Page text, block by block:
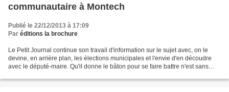
communautaire à Montech
Publié le 22/12/2013 à 17:09
Par éditions la brochure
Le Petit Journal continue son travail d'information sur le sujet avec, on le
devine, en arrière plan, les élections municipales et l'envie d'en découdre
avec le député-maire. Qu'il donne le bâton pour se faire battre n'est sans